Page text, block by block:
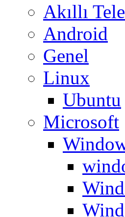
Akıllı
Android
Genel
Linux
Ubuntu
Microsoft